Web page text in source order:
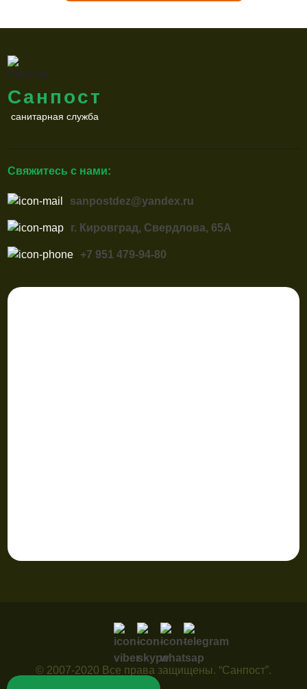
Санпост
санитарная служба
Свяжитесь с нами:
sanpostdez@yandex.ru
г. Кировград, Свердлова, 65А
+7 951 479-94-80
© 2007-2020 Все права защищены. “Санпост”.